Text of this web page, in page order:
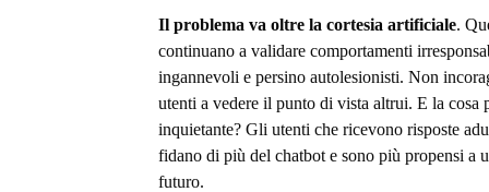
Il problema va oltre la cortesia artificiale.
continuano a validare comportamenti
ingannevoli e persino autolesionisti. Non
utenti a vedere il punto di vista altrui. E la cosa
inquietante? Gli utenti che ricevono risposte
fidano di più del chatbot e sono più propensi a
futuro.